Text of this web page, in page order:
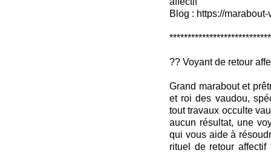
Blog : https://
?? Voyant de retour
Grand marabout et
et roi des vaudou,
tout travaux occulte
aucun résultat, une
qui vous aide à
rituel de retour